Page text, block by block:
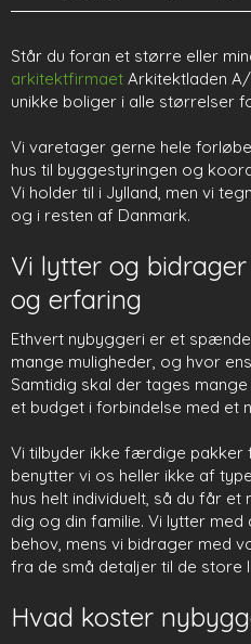
Står du foran et større eller
arkitektfirmaetArkitektladen
unikke boliger i alle størrelser
Vi varetager gerne hele
hus til byggestyringen og
Vi holder til i Jylland, men vi
og i resten af Danmark.
Vi lytter og
og erfaring
Ethvert nybyggeri er et
mange muligheder, og hvor
Samtidig skal der tages
et budget i forbindelse med et
Vi tilbyder ikke færdige
benytter vi os heller ikke af
hus helt individuelt, så du får
dig og din familie. Vi lytter
behov, mens vi bidrager med
fra de små detaljer til de store
Hvad koster